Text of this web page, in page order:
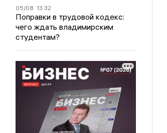
05/08 13:32
Поправки в трудовой кодекс:
чего ждать владимирским
студентам?